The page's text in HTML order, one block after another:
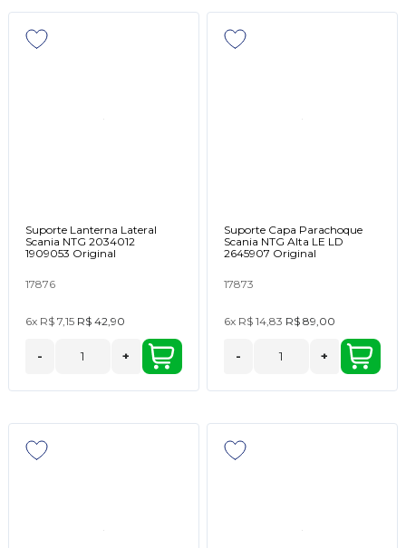
Suporte Lanterna Lateral
Scania NTG 2034012
1909053 Original
17876
6x R$ 7,15 R$ 42,90
- +
Suporte Capa Parachoque
Scania NTG Alta LE LD
2645907 Original
17873
6x R$ 14,83 R$ 89,00
- +